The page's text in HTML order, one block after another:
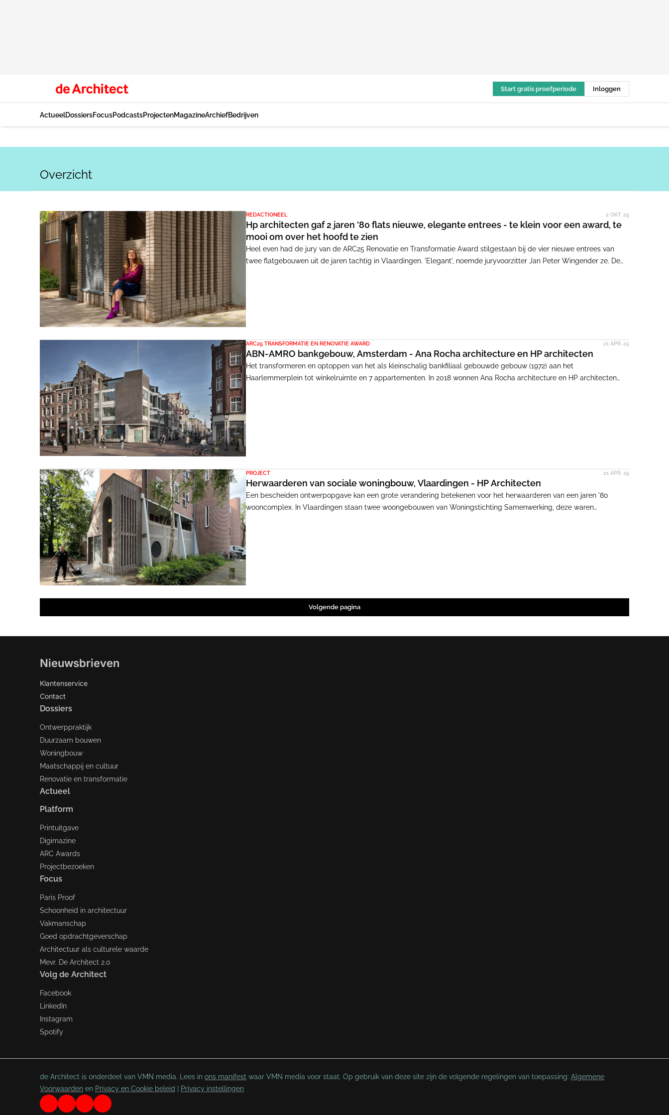
Start gratis proefperiode Inloggen
ActueelDossiersFocusPodcastsProjectenMagazineArchiefBedrijven
Overzicht
REDACTIONEEL 2 OKT. 25
Hp architecten gaf 2 jaren '80 flats nieuwe, elegante entrees - te klein voor een award, te
mooi om over het hoofd te zien
Heel even had de jury van de ARC25 Renovatie en Transformatie Award stilgestaan bij de vier nieuwe entrees van
twee flatgebouwen uit de jaren tachtig in Vlaardingen. 'Elegant', noemde juryvoorzitter Jan Peter Wingender ze. De
ARC25 TRANSFORMATIE EN RENOVATIE AWARD 21 APR. 25
ABN-AMRO bankgebouw, Amsterdam - Ana Rocha architecture en HP architecten
Het transformeren en optoppen van het als kleinschalig bankfiliaal gebouwde gebouw (1972) aan het
Haarlemmerplein tot winkelruimte en 7 appartementen. In 2018 wonnen Ana Rocha architecture en HP architecten
PROJECT 21 APR. 25
Herwaarderen van sociale woningbouw, Vlaardingen - HP Architecten
Een bescheiden ontwerpopgave kan een grote verandering betekenen voor het herwaarderen van een jaren '80
wooncomplex. In Vlaardingen staan twee woongebouwen van Woningstichting Samenwerking, deze waren
Volgende pagina
Nieuwsbrieven
Klantenservice
Contact
Dossiers
Ontwerppraktijk
Duurzaam bouwen
Woningbouw
Maatschappij en cultuur
Renovatie en transformatie
Actueel
Platform
Printuitgave
Digimazine
ARC Awards
Projectbezoeken
Focus
Paris Proof
Schoonheid in architectuur
Vakmanschap
Goed opdrachtgeverschap
Architectuur als culturele waarde
Mevr. De Architect 2.0
Volg de Architect
Facebook
LinkedIn
Instagram
Spotify
de Architect is onderdeel van VMN media. Lees in ons manifest waar VMN media voor staat. Op gebruik van deze site zijn de volgende regelingen van toepassing: Algemene
Voorwaarden en Privacy en Cookie beleid Privacy instellingen